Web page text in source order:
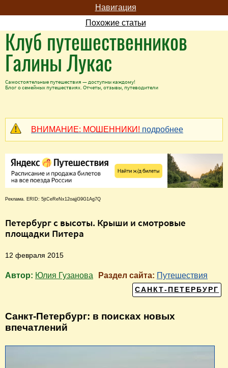
Навигация
Похожие статьи
Клуб путешественников
Галины Лукас
Самостоятельные путешествия — доступны каждому!
Блог о семейных путешествиях. Отчеты, отзывы, путеводители
ВНИМАНИЕ: МОШЕННИКИ! подробнее
Реклама. ERID: 5jtCeReNx12oajjG9G1Ag7Q
Петербург с высоты. Крыши и смотровые
площадки Питера
12 февраля 2015
Автор: Юлия Гузанова Раздел сайта: Путешествия
САНКТ-ПЕТЕРБУРГ
Санкт-Петербург: в поисках новых
впечатлений